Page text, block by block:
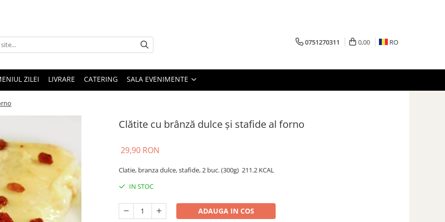
0751270311 0,00 RO
ZILEI LIVRARE CATERING SALA EVENIMENTE
Clătite cu brânză dulce și stafide al forno
29,90 RON
Clatie, branza dulce, stafide, 2 buc. (300g) 211.2 KCAL
IN STOC
ADAUGA IN COS